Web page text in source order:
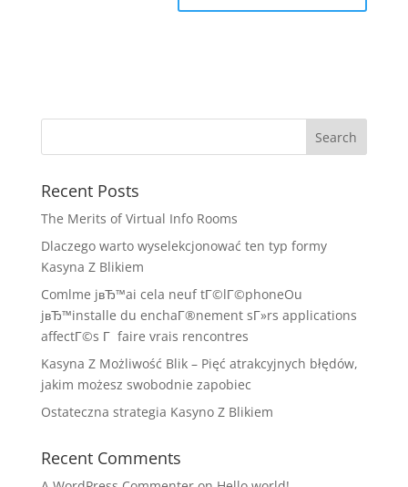
Recent Posts
The Merits of Virtual Info Rooms
Dlaczego warto wyselekcjonować ten typ formy
Kasyna Z Blikiem
Comlme jвЂ™ai cela neuf tГ©lГ©phoneOu
jвЂ™installe du enchaГ®nement sГ»rs applications
affectГ©s Г faire vrais rencontres
Kasyna Z Możliwość Blik – Pięć atrakcyjnych błędów,
jakim możesz swobodnie zapobiec
Ostateczna strategia Kasyno Z Blikiem
Recent Comments